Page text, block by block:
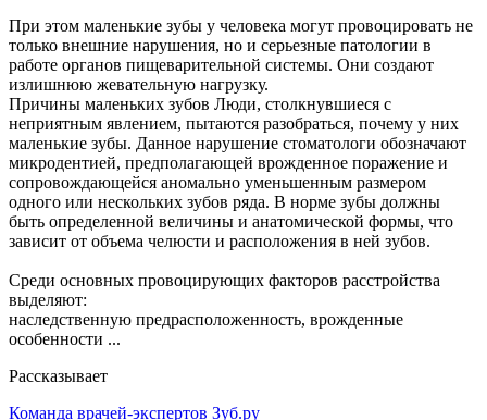
При этом маленькие зубы у человека могут провоцировать не
только внешние нарушения, но и серьезные патологии в
работе органов пищеварительной системы. Они создают
излишнюю жевательную нагрузку.
Причины маленьких зубов Люди, столкнувшиеся с
неприятным явлением, пытаются разобраться, почему у них
маленькие зубы. Данное нарушение стоматологи обозначают
микродентией, предполагающей врожденное поражение и
сопровождающейся аномально уменьшенным размером
одного или нескольких зубов ряда. В норме зубы должны
быть определенной величины и анатомической формы, что
зависит от объема челюсти и расположения в ней зубов.
Среди основных провоцирующих факторов расстройства
выделяют:
наследственную предрасположенность, врожденные
особенности ...
Рассказывает
Команда врачей-экспертов Зуб.ру